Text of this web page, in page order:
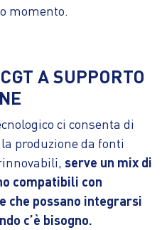
momento.
A SUPPORTO
ci consenta di
produzione da fonti
serve un mix di
compatibili con
che possano integrarsi
c’è bisogno.